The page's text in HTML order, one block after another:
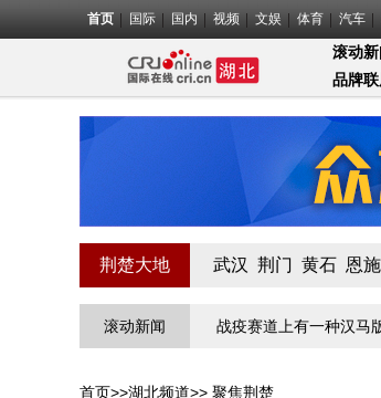
首页 国际 国内 视频 文娱 体育 汽车
滚动新
品牌
荆楚大地 武汉 荆门 黄石 恩
滚动新闻
第一关的“疫”线守门员 战疫赛道上有一种汉马版的
首页>>湖北频道>> 聚焦荆楚